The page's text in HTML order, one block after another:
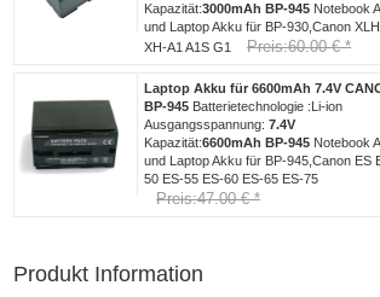
Kapazität:3000mAh BP-945 Notebook
und Laptop Akku für BP-930,Canon
XH-A1 A1S G1
Preis:60.00 € *
Laptop Akku für 6600mAh 7.4V
BP-945 Batterietechnologie :Li-ion
Ausgangsspannung:7.4V
Kapazität:6600mAh BP-945 Notebook
und Laptop Akku für BP-945,Canon ES
50 ES-55 ES-60 ES-65 ES-75
Preis:47.00 € *
Produkt Information